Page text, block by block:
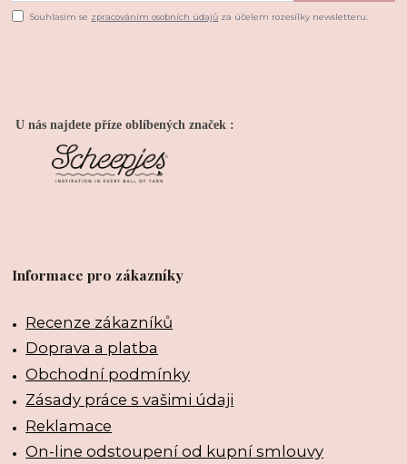
Souhlasím se zpracováním osobních údajů za účelem rozesílky newsletteru.
U nás najdete příze oblíbených značek :
Informace pro zákazníky
Recenze zákazníků
Doprava a platba
Obchodní podmínky
Zásady práce s vašimi údaji
Reklamace
On-line odstoupení od kupní smlouvy